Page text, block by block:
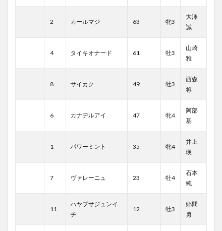
2 カールマジ 63 牝3
大澤
誠
4 タイキオナード 61 牡3
山崎
雅
8 サイカク 49 牡3
西森
将
6 カナデルアイ 47 牝4
阿部
基
1 パワーミント 35 牝4
井上
瑛
7 ヴァレーニュ 23 牡4
石本
純
11
ハヤブサジュンイ
チ
12 牡3
郷間
勇